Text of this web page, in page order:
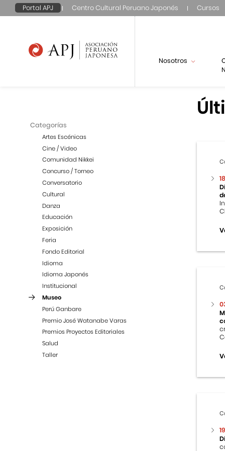
Portal APJ Centro Cultural Peruano Japonés Cursos
Nosotros
Categorías
Artes Escénicas
Cine / Video
Comunidad Nikkei
Concurso / Torneo
Conversatorio
Cultural
Danza
Educación
Exposición
Feria
Fondo Editorial
Idioma
Idioma Japonés
Institucional
Museo
Perú Ganbare
Premio José Watanabe Varas
Premios Proyectos Editoriales
Salud
Taller